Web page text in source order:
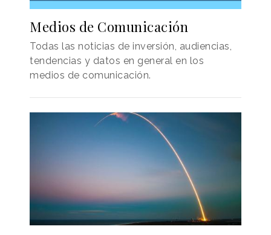
Medios de Comunicación
Todas las noticias de inversión, audiencias,
tendencias y datos en general en los
medios de comunicación.